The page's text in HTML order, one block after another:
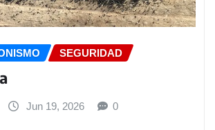
SEGURIDAD
Jun 19, 2026 0